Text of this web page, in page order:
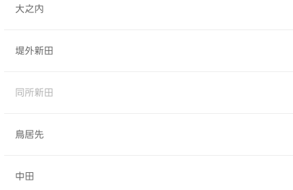
大之内
堤外新田
同所新田
鳥居先
中田